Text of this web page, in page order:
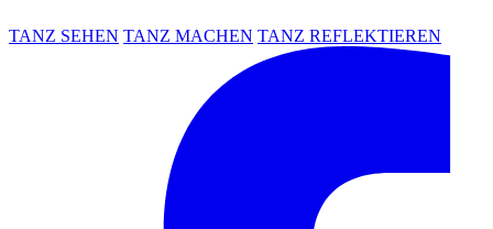
TANZ SEHEN TANZ MACHEN TANZ REFLEKTIEREN